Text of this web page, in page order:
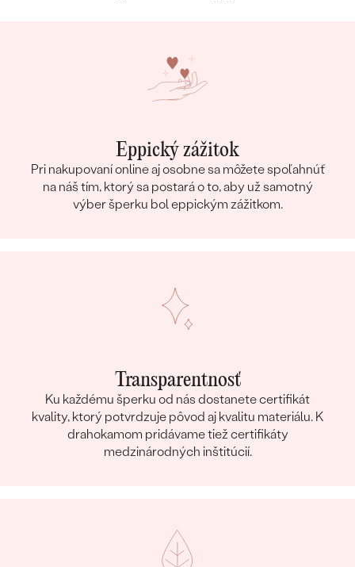
Eppický zážitok
Pri nakupovaní online aj osobne sa môžete spoľahnúť
na náš tím, ktorý sa postará o to, aby už samotný
výber šperku bol eppickým zážitkom.
Transparentnosť
Ku každému šperku od nás dostanete certifikát
kvality, ktorý potvrdzuje pôvod aj kvalitu materiálu. K
drahokamom pridávame tiež certifikáty
medzinárodných inštitúcií.